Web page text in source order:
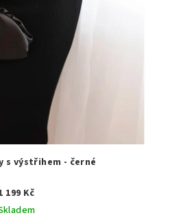
s výstřihem - černé
199 Kč